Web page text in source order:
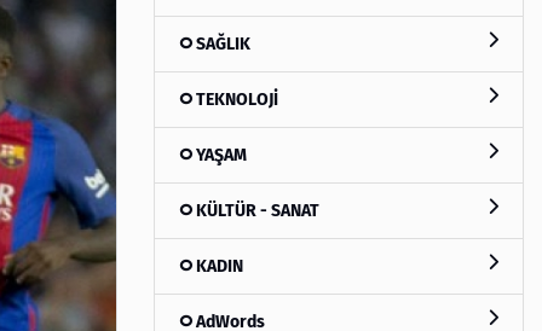
SAĞLIK
TEKNOLOJİ
YAŞAM
KÜLTÜR - SANAT
KADIN
AdWords